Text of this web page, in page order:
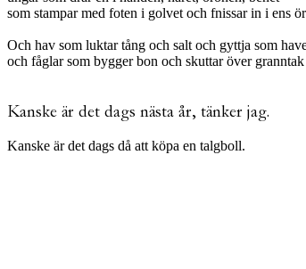
som stampar med foten i golvet och fnissar in i ens
Och hav som luktar tång och salt och gyttja som
och fåglar som bygger bon och skuttar över
Kanske är det dags nästa år, tänker jag.
Kanske är det dags då att köpa en talgboll.